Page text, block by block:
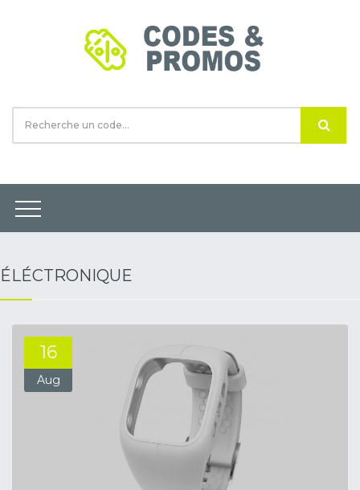
ÉLÉCTRONIQUE
16
Aug